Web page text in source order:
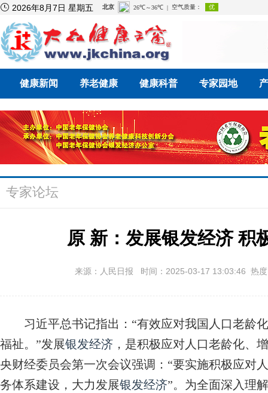
 2026年8月7日 星期五
健康新闻 养老健康 健康科普 专家园地
专家论坛
原 新：发展银发经济 积
来源：人民日报 时间：2025-03-17 13:03:46 热
习近平总书记指出：“有效应对我国人口老龄
福祉。”发展银发经济 ，是积极应对人口老龄化、
央财经委员会第一次会议强调：“要实施积极应对
务体系建设，大力发展银发经济”。为全面深入理